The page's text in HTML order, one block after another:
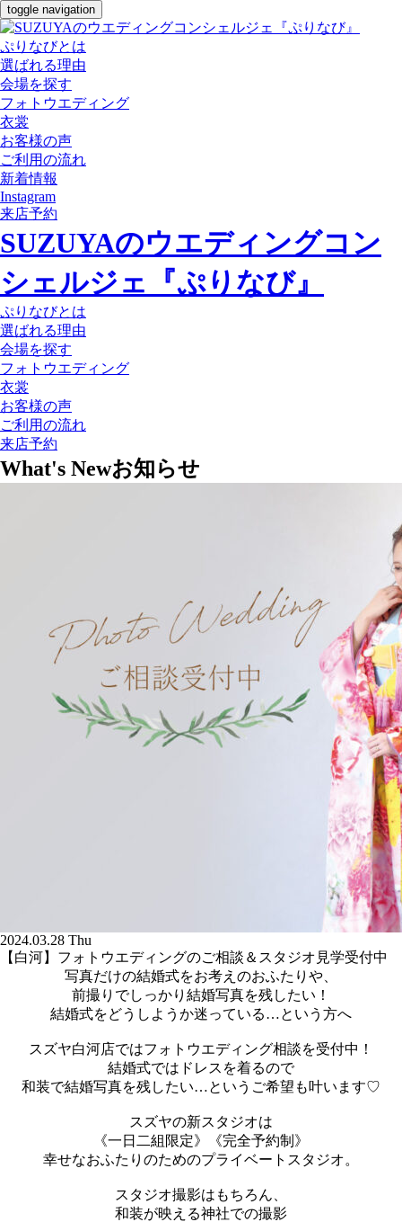
toggle navigation
ぷりなびとは
選ばれる理由
会場を探す
フォトウエディング
衣裳
お客様の声
ご利用の流れ
新着情報
Instagram
来店予約
SUZUYAのウエディングコン
シェルジェ『ぷりなび』
ぷりなびとは
選ばれる理由
会場を探す
フォトウエディング
衣裳
お客様の声
ご利用の流れ
来店予約
What's Newお知らせ
2024.03.28 Thu
【白河】フォトウエディングのご相談＆スタジオ見学受付中
写真だけの結婚式をお考えのおふたりや、
前撮りでしっかり結婚写真を残したい！
結婚式をどうしようか迷っている…という方へ
スズヤ白河店ではフォトウエディング相談を受付中！
結婚式ではドレスを着るので
和装で結婚写真を残したい…というご希望も叶います♡
スズヤの新スタジオは
《一日二組限定》《完全予約制》
幸せなおふたりのためのプライベートスタジオ。
スタジオ撮影はもちろん、
和装が映える神社での撮影